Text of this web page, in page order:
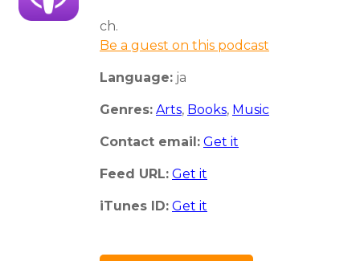
ch.
Be a guest on this podcast
Language: ja
Genres: Arts, Books, Music
Contact email: Get it
Feed URL: Get it
iTunes ID: Get it